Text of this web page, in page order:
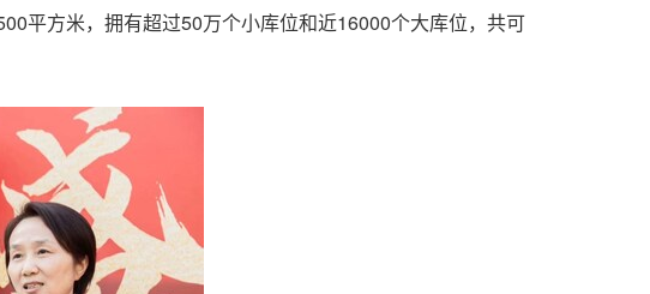
平方米，拥有超过50万个小库位和近16000个大库位，共可